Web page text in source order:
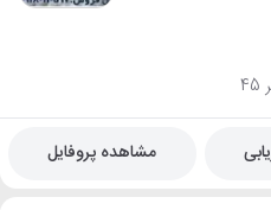
مشاهده پروفایل